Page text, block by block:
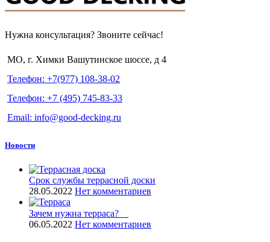
Нужна консультация? Звоните сейчас!
МО, г. Химки Вашутинское шоссе, д 4
Телефон: +7(977) 108-38-02
Телефон: +7 (495) 745-83-33
Email: info@good-decking.ru
Новости
Срок службы террасной доски
28.05.2022 Нет комментариев
Зачем нужна терраса? ⠀
06.05.2022 Нет комментариев